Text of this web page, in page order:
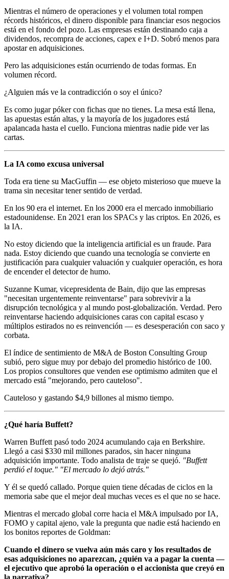
Mientras el número de operaciones y el volumen total rompen
récords históricos, el dinero disponible para financiar esos negocios
está en el fondo del pozo. Las empresas están destinando caja a
dividendos, recompra de acciones, capex e I+D. Sobró menos para
apostar en adquisiciones.
Pero las adquisiciones están ocurriendo de todas formas. En
volumen récord.
¿Alguien más ve la contradicción o soy el único?
Es como jugar póker con fichas que no tienes. La mesa está llena,
las apuestas están altas, y la mayoría de los jugadores está
apalancada hasta el cuello. Funciona mientras nadie pide ver las
cartas.
La IA como excusa universal
Toda era tiene su MacGuffin — ese objeto misterioso que mueve la
trama sin necesitar tener sentido de verdad.
En los 90 era el internet. En los 2000 era el mercado inmobiliario
estadounidense. En 2021 eran los SPACs y las criptos. En 2026, es
la IA.
No estoy diciendo que la inteligencia artificial es un fraude. Para
nada. Estoy diciendo que cuando una tecnología se convierte en
justificación para cualquier valuación y cualquier operación, es hora
de encender el detector de humo.
Suzanne Kumar, vicepresidenta de Bain, dijo que las empresas
"necesitan urgentemente reinventarse" para sobrevivir a la
disrupción tecnológica y al mundo post-globalización. Verdad. Pero
reinventarse haciendo adquisiciones caras con capital escaso y
múltiplos estirados no es reinvención — es desesperación con saco y
corbata.
El índice de sentimiento de M&A de Boston Consulting Group
subió, pero sigue muy por debajo del promedio histórico de 100.
Los propios consultores que venden ese optimismo admiten que el
mercado está "mejorando, pero cauteloso".
Cauteloso y gastando $4,9 billones al mismo tiempo.
¿Qué haría Buffett?
Warren Buffett pasó todo 2024 acumulando caja en Berkshire.
Llegó a casi $330 mil millones parados, sin hacer ninguna
adquisición importante. Todo analista de traje se quejó. "Buffett
perdió el toque." "El mercado lo dejó atrás."
Y él se quedó callado. Porque quien tiene décadas de ciclos en la
memoria sabe que el mejor deal muchas veces es el que no se hace.
Mientras el mercado global corre hacia el M&A impulsado por IA,
FOMO y capital ajeno, vale la pregunta que nadie está haciendo en
los bonitos reportes de Goldman:
Cuando el dinero se vuelva aún más caro y los resultados de
esas adquisiciones no aparezcan, ¿quién va a pagar la cuenta —
el ejecutivo que aprobó la operación o el accionista que creyó en
la narrativa?